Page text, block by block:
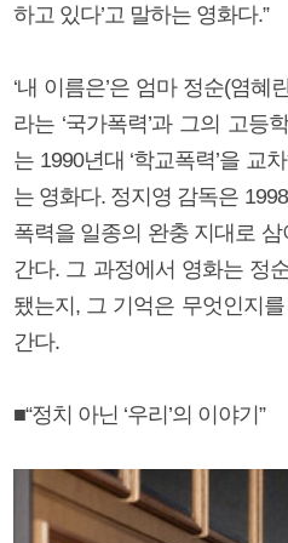
하고 있다’고 말하는 영화다.”
‘내 이름은’은 엄마 정순(염혜
라는 ‘국가폭력’과 그의 고등
는 1990년대 ‘학교폭력’을 교
는 영화다. 정지영 감독은
폭력을 일종의 완충 지대로
간다. 그 과정에서 영화는 정
됐는지, 그 기억은 무엇인지
간다.
■“정치 아닌 ‘우리’의 이야기”